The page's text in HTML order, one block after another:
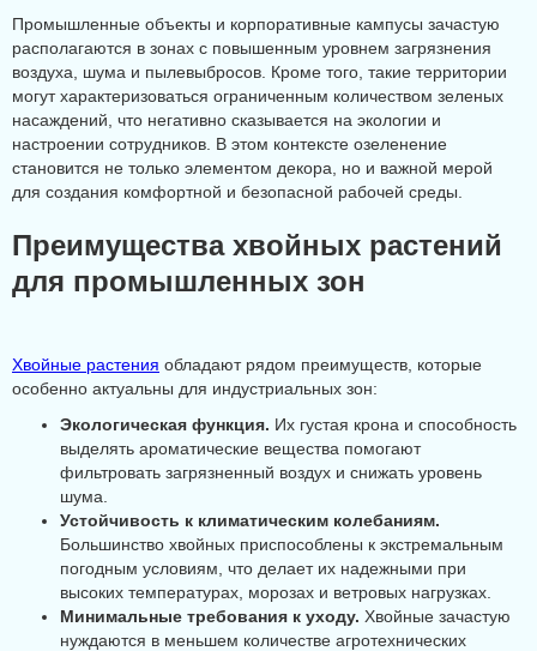
Промышленные объекты и корпоративные кампусы зачастую
располагаются в зонах с повышенным уровнем загрязнения
воздуха, шума и пылевыбросов. Кроме того, такие территории
могут характеризоваться ограниченным количеством зеленых
насаждений, что негативно сказывается на экологии и
настроении сотрудников. В этом контексте озеленение
становится не только элементом декора, но и важной мерой
для создания комфортной и безопасной рабочей среды.
Преимущества хвойных растений
для промышленных зон
Хвойные растения обладают рядом преимуществ, которые
особенно актуальны для индустриальных зон:
Экологическая функция. Их густая крона и способность
выделять ароматические вещества помогают
фильтровать загрязненный воздух и снижать уровень
шума.
Устойчивость к климатическим колебаниям.
Большинство хвойных приспособлены к экстремальным
погодным условиям, что делает их надежными при
высоких температурах, морозах и ветровых нагрузках.
Минимальные требования к уходу. Хвойные зачастую
нуждаются в меньшем количестве агротехнических